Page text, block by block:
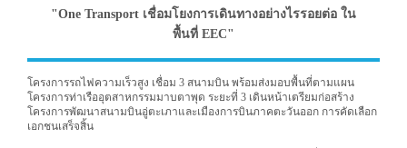
"One Transport เชื่อมโยงการเดินทางอย่างไรรอยต่อ ใน
พื้นที่ EEC"
โครงการรถไฟความเร็วสูง เชื่อม 3 สนามบิน พร้อมส่งมอบพื้นที่ตามแผน
โครงการท่าเรืออุตสาหกรรมมาบตาพุด ระยะที่ 3 เดินหน้าเตรียมก่อสร้าง
โครงการพัฒนาสนามบินอู่ตะเภาและเมืองการบินภาคตะวันออก การคัดเลือก
เอกชนเสร็จสิ้น